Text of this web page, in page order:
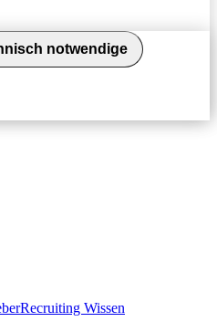
notwendige
Recruiting Wissen